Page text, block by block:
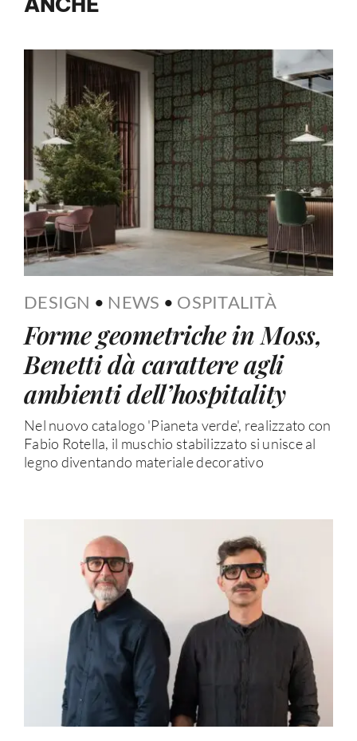
DESIGN • NEWS • OSPITALITÀ
Forme geometriche in Moss,
Benetti dà carattere agli
ambienti dell’hospitality
Nel nuovo catalogo 'Pianeta verde', realizzato con
Fabio Rotella, il muschio stabilizzato si unisce al
legno diventando materiale decorativo